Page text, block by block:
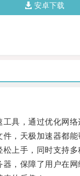
安卓下载
，通过优化网络
天极加速器都能
手，同时支持多
保障了用户在网